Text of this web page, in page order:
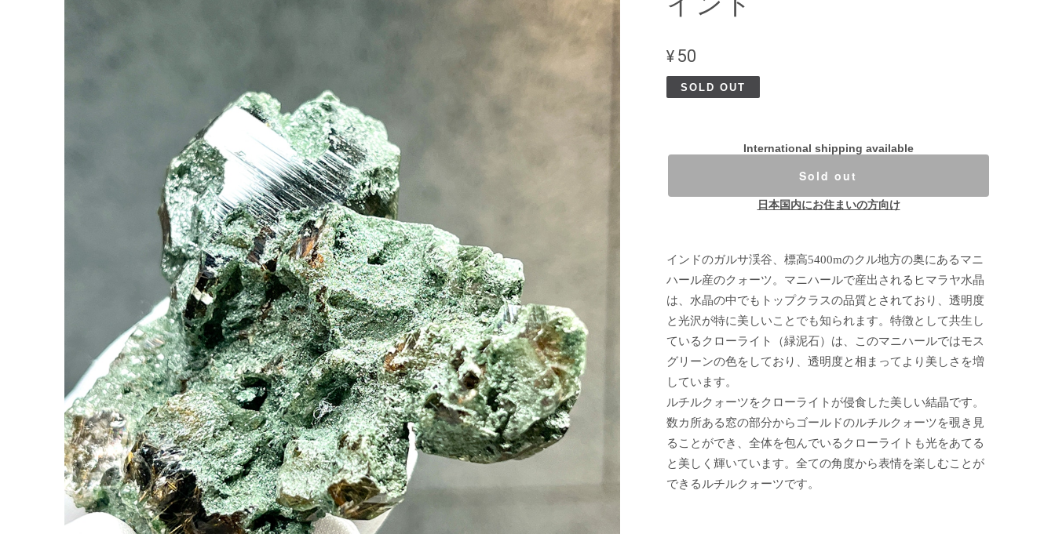
¥50
SOLD OUT
International shipping available
Sold out
日本国内にお住まいの方向け
インドのガルサ渓谷、標高5400mのクル地方の奥にあるマニ
ハール産のクォーツ。マニハールで産出されるヒマラヤ水晶
は、水晶の中でもトップクラスの品質とされており、透明度
と光沢が特に美しいことでも知られます。特徴として共生し
ているクローライト（緑泥石）は、このマニハールではモス
グリーンの色をしており、透明度と相まってより美しさを増
しています。
ルチルクォーツをクローライトが侵食した美しい結晶です。
数カ所ある窓の部分からゴールドのルチルクォーツを覗き見
ることができ、全体を包んでいるクローライトも光をあてる
と美しく輝いています。全ての角度から表情を楽しむことが
できるルチルクォーツです。